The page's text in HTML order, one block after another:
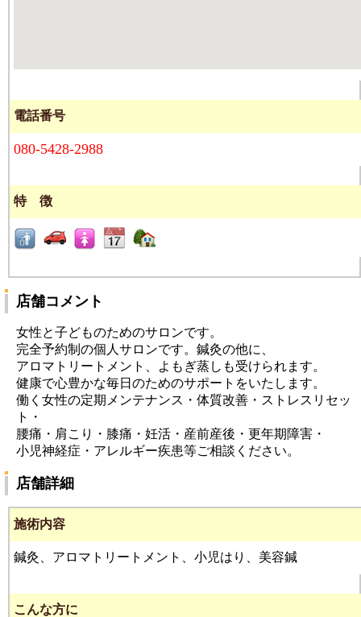
電話番号
080-5428-2988
特 徴
店舗コメント
女性と子どものためのサロンです。
完全予約制の個人サロンです。鍼灸の他に、
アロマトリートメント、よもぎ蒸しも受けられます。
健康で心豊かな毎日のためのサポートをいたします。
働く女性の定期メンテナンス・体質改善・ストレスリセッ
ト・
腰痛・肩こり・膝痛・妊活・産前産後・更年期障害・
小児神経症・アレルギー疾患等ご相談ください。
店舗詳細
施術内容
鍼灸、アロマトリートメント、小児はり、美容鍼
こんな方に